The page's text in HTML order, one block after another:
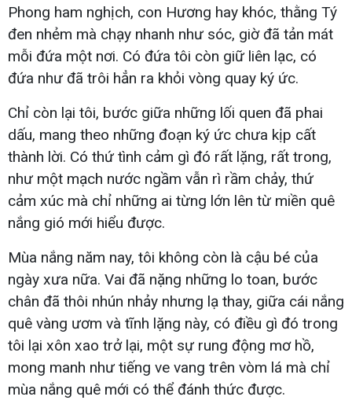
Phong ham nghịch, con Hương hay khóc, thằng Tý
đen nhẻm mà chạy nhanh như sóc, giờ đã tản mát
mỗi đứa một nơi. Có đứa tôi còn giữ liên lạc, có
đứa như đã trôi hẳn ra khỏi vòng quay ký ức.
Chỉ còn lại tôi, bước giữa những lối quen đã phai
dấu, mang theo những đoạn ký ức chưa kịp cất
thành lời. Có thứ tình cảm gì đó rất lặng, rất trong,
như một mạch nước ngầm vẫn rì rầm chảy, thứ
cảm xúc mà chỉ những ai từng lớn lên từ miền quê
nắng gió mới hiểu được.
Mùa nắng năm nay, tôi không còn là cậu bé của
ngày xưa nữa. Vai đã nặng những lo toan, bước
chân đã thôi nhún nhảy nhưng lạ thay, giữa cái nắng
quê vàng ươm và tĩnh lặng này, có điều gì đó trong
tôi lại xôn xao trở lại, một sự rung động mơ hồ,
mong manh như tiếng ve vang trên vòm lá mà chỉ
mùa nắng quê mới có thể đánh thức được.